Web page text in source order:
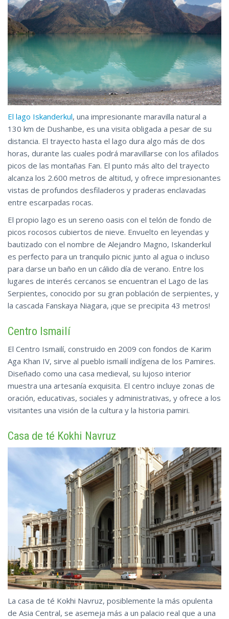
El lago Iskanderkul, una impresionante maravilla natural a
130 km de Dushanbe, es una visita obligada a pesar de su
distancia. El trayecto hasta el lago dura algo más de dos
horas, durante las cuales podrá maravillarse con los afilados
picos de las montañas Fan. El punto más alto del trayecto
alcanza los 2.600 metros de altitud, y ofrece impresionantes
vistas de profundos desfiladeros y praderas enclavadas
entre escarpadas rocas.
El propio lago es un sereno oasis con el telón de fondo de
picos rocosos cubiertos de nieve. Envuelto en leyendas y
bautizado con el nombre de Alejandro Magno, Iskanderkul
es perfecto para un tranquilo picnic junto al agua o incluso
para darse un baño en un cálido día de verano. Entre los
lugares de interés cercanos se encuentran el Lago de las
Serpientes, conocido por su gran población de serpientes, y
la cascada Fanskaya Niagara, ¡que se precipita 43 metros!
Centro Ismailí
El Centro Ismailí, construido en 2009 con fondos de Karim
Aga Khan IV, sirve al pueblo ismailí indígena de los Pamires.
Diseñado como una casa medieval, su lujoso interior
muestra una artesanía exquisita. El centro incluye zonas de
oración, educativas, sociales y administrativas, y ofrece a los
visitantes una visión de la cultura y la historia pamiri.
Сasa de té Kokhi Navruz
La casa de té Kokhi Navruz, posiblemente la más opulenta
de Asia Central, se asemeja más a un palacio real que a una